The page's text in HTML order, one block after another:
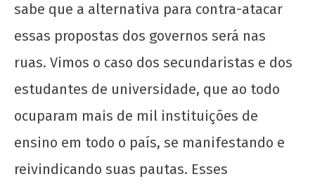
sabe que a alternativa para contra-atacar
essas propostas dos governos será nas
ruas. Vimos o caso dos secundaristas e dos
estudantes de universidade, que ao todo
ocuparam mais de mil instituições de
ensino em todo o país, se manifestando e
reivindicando suas pautas. Esses